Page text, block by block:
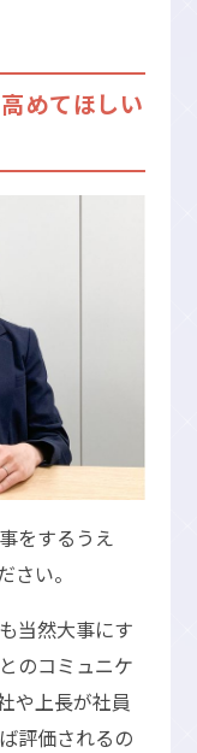
めてほしい
をするうえ
さい。
当然大事にす
のコミュニケ
や上長が社員
評価されるの